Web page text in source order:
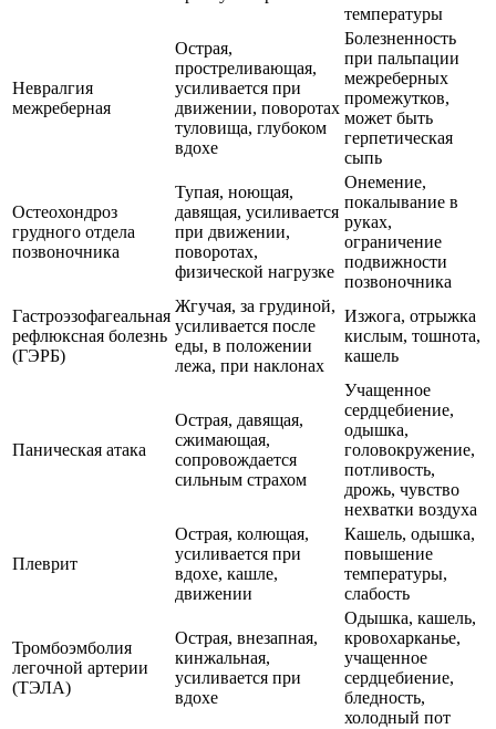
температуры
Невралгия
межреберная
Острая,
простреливающая,
усиливается при
движении, поворотах
туловища, глубоком
вдохе
Болезненность
при пальпации
межреберных
промежутков,
может быть
герпетическая
сыпь
Остеохондроз
грудного отдела
позвоночника
Тупая, ноющая,
давящая, усиливается
при движении,
поворотах,
физической нагрузке
Онемение,
покалывание в
руках,
ограничение
подвижности
позвоночника
Гастроэзофагеальная
рефлюксная болезнь
(ГЭРБ)
Жгучая, за грудиной,
усиливается после
еды, в положении
лежа, при наклонах
Изжога, отрыжка
кислым, тошнота,
кашель
Паническая атака
Острая, давящая,
сжимающая,
сопровождается
сильным страхом
Учащенное
сердцебиение,
одышка,
головокружение,
потливость,
дрожь, чувство
нехватки воздуха
Плеврит
Острая, колющая,
усиливается при
вдохе, кашле,
движении
Кашель, одышка,
повышение
температуры,
слабость
Тромбоэмболия
легочной артерии
(ТЭЛА)
Острая, внезапная,
кинжальная,
усиливается при
вдохе
Одышка, кашель,
кровохарканье,
учащенное
сердцебиение,
бледность,
холодный пот